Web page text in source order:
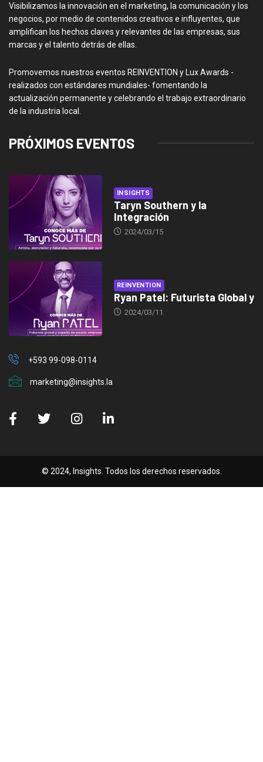
Visibilizamos la innovación en el marketing, la comunicación y los
negocios, por medio de contenidos creativos e influyentes, que
amplifican los hechos claves y relevantes de las empresas, sus
marcas y el talento detrás de ellas.
Promovemos nuestros eventos REINVENTION y Lux Awards -
realizados con estándares mundiales- fomentando la
actualización permanente y celebrando el trabajo extraordinario
de la industria local.
PRÓXIMOS EVENTOS
INSIGHTS
Taryn Southern y la
Integración
2024/03/15
REINVENTION
Ryan Patel: Futurista Global y
2024/03/11
+593 99-098-0114
marketing@insights.la
© 2024, Insights. Todos los derechos reservados.